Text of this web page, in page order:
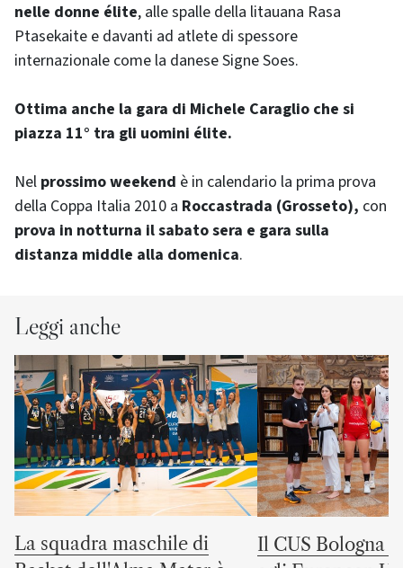
nelle donne élite, alle spalle della litauana Rasa
Ptasekaite e davanti ad atlete di spessore
internazionale come la danese Signe Soes.
Ottima anche la gara di Michele Caraglio che si
piazza 11° tra gli uomini élite.
Nel prossimo weekend è in calendario la prima prova
della Coppa Italia 2010 a Roccastrada (Grosseto), con
prova in notturna il sabato sera e gara sulla
distanza middle alla domenica.
Leggi anche
La squadra maschile di
Il CUS Bologna